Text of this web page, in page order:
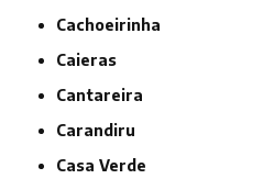
Cachoeirinha
Caieras
Cantareira
Carandiru
Casa Verde